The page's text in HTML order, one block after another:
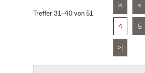
Treffer 31–40 von 51
|< <
4 5
>|